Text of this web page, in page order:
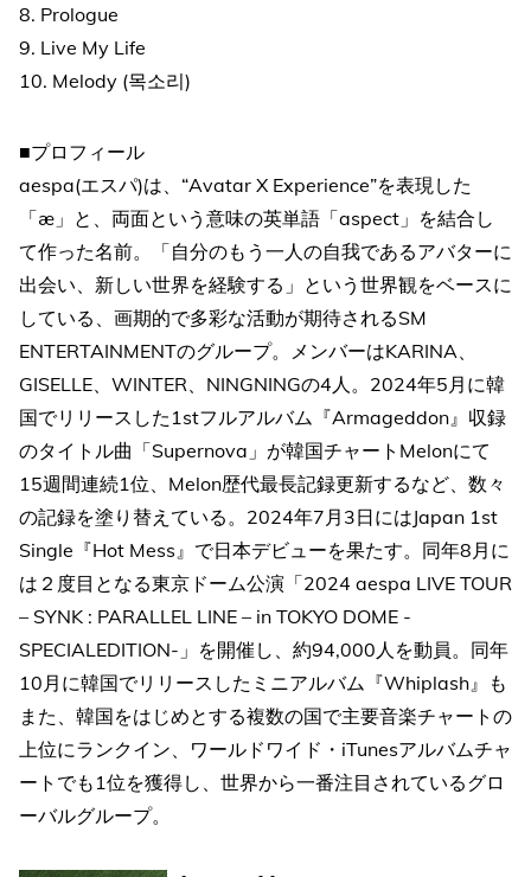
8. Prologue
9. Live My Life
10. Melody (목소리)
■プロフィール
aespa(エスパ)は、“Avatar X Experience”を表現した
「æ」と、両面という意味の英単語「aspect」を結合し
て作った名前。「自分のもう一人の自我であるアバターに
出会い、新しい世界を経験する」という世界観をベースに
している、画期的で多彩な活動が期待されるSM
ENTERTAINMENTのグループ。メンバーはKARINA、
GISELLE、WINTER、NINGNINGの4人。2024年5月に韓
国でリリースした1stフルアルバム『Armageddon』収録
のタイトル曲「Supernova」が韓国チャートMelonにて
15週間連続1位、Melon歴代最長記録更新するなど、数々
の記録を塗り替えている。2024年7月3日にはJapan 1st
Single『Hot Mess』で日本デビューを果たす。同年8月に
は２度目となる東京ドーム公演「2024 aespa LIVE TOUR
– SYNK : PARALLEL LINE – in TOKYO DOME -
SPECIALEDITION-」を開催し、約94,000人を動員。同年
10月に韓国でリリースしたミニアルバム『Whiplash』も
また、韓国をはじめとする複数の国で主要音楽チャートの
上位にランクイン、ワールドワイド・iTunesアルバムチャ
ートでも1位を獲得し、世界から一番注目されているグロ
ーバルグループ。